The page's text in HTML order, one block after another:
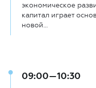
экономическое
капитал играет
новой...
09:00—10:30